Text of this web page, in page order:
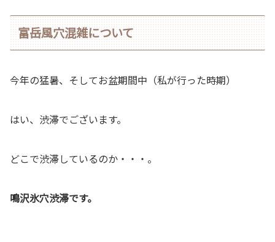
富岳風穴混雑について
今年の猛暑、そしてお盆期間中（私が行った時期）
はい、渋滞でございます。
どこで渋滞しているのか・・・。
鳴沢氷穴渋滞です。